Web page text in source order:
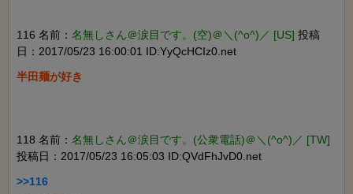
116 名前： 名無しさん＠涙目です。(空)＠＼(^o^)／ [US] 投稿
日：2017/05/23 16:00:01 ID:YyQcHCIz0.net
半田麺が好き
118 名前： 名無しさん＠涙目です。(公衆電話)＠＼(^o^)／ [TW]
投稿日：2017/05/23 16:05:03 ID:QVdFhJvD0.net
>>116